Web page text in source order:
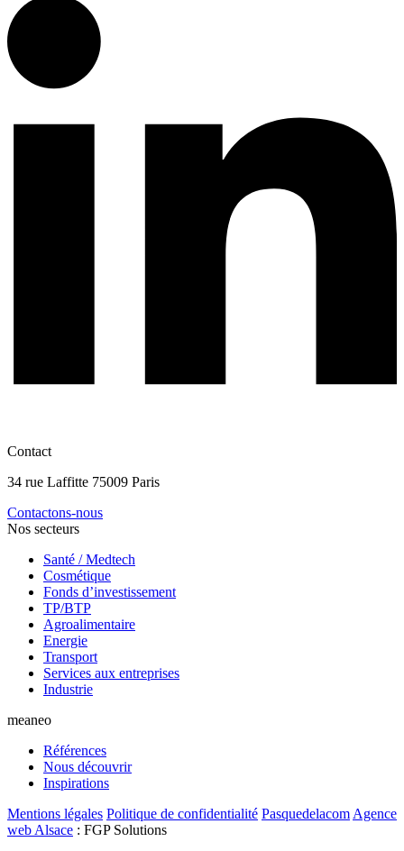
Contact
34 rue Laffitte 75009 Paris
Contactons-nous
Nos secteurs
Santé / Medtech
Cosmétique
Fonds d’investissement
TP/BTP
Agroalimentaire
Energie
Transport
Services aux entreprises
Industrie
meaneo
Références
Nous découvrir
Inspirations
Mentions légales Politique de confidentialité Pasquedelacom Agence
web Alsace : FGP Solutions